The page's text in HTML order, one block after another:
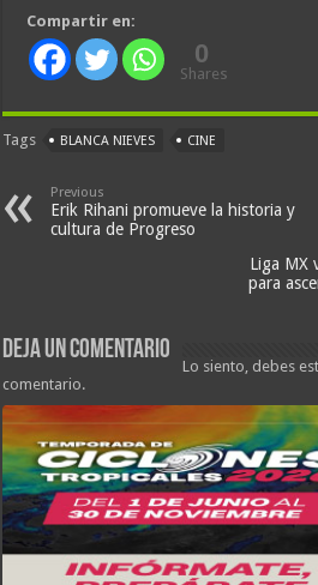
Compartir en:
0
Shares
Tags BLANCA NIEVES CINE
Previous
Erik Rihani promueve la historia y
cultura de Progreso
Liga MX
para
Deja un comentario
Lo siento, debes
comentario.